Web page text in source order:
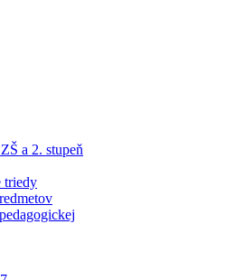
a 2. stupeň
triedy